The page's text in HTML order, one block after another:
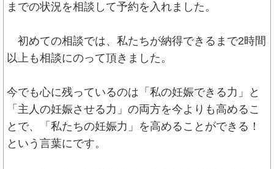
までの状況を相談して予約を入れました。
初めての相談では、私たちが納得できるまで2時間
以上も相談にのって頂きました。
今でも心に残っているのは「私の妊娠できる力」と
「主人の妊娠させる力」の両方を今よりも高めるこ
とで、「私たちの妊娠力」を高めることができる！
という言葉にです。